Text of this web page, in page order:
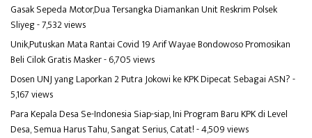
Gasak Sepeda Motor,Dua Tersangka Diamankan Unit Reskrim Polsek
Sliyeg- 7,532 views
Unik,Putuskan Mata Rantai Covid 19 Arif Wayae Bondowoso Promosikan
Beli Cilok Gratis Masker- 6,705 views
Dosen UNJ yang Laporkan 2 Putra Jokowi ke KPK Dipecat Sebagai ASN?-
5,167 views
Para Kepala Desa Se-Indonesia Siap-siap, Ini Program Baru KPK di Level
Desa, Semua Harus Tahu, Sangat Serius, Catat!- 4,509 views